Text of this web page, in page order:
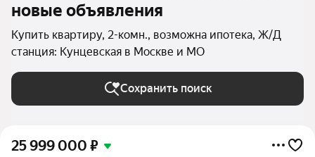
новые объявления
Купить квартиру, 2-комн., возможна ипотека, Ж/Д
станция: Кунцевская в Москве и МО
Сохранить поиск
25 999 000 ₽